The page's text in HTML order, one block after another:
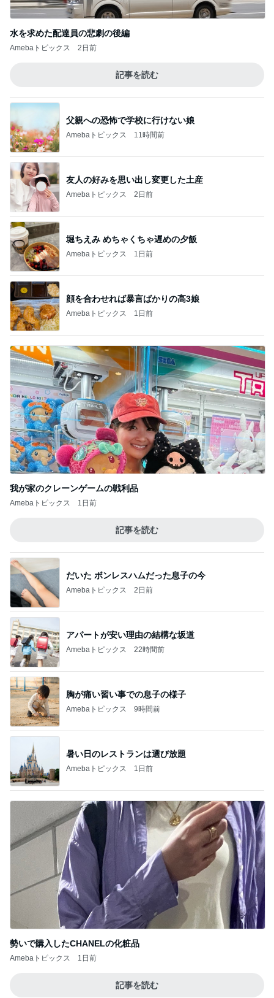
水を求めた配達員の悲劇の後編
Amebaトピックス 2日前
記事を読む
父親への恐怖で学校に行けない娘
Amebaトピックス 11時間前
友人の好みを思い出し変更した土産
Amebaトピックス 2日前
堀ちえみ めちゃくちゃ遅めの夕飯
Amebaトピックス 1日前
顔を合わせれば暴言ばかりの高3娘
Amebaトピックス 1日前
我が家のクレーンゲームの戦利品
Amebaトピックス 1日前
記事を読む
だいた ボンレスハムだった息子の今
Amebaトピックス 2日前
アパートが安い理由の結構な坂道
Amebaトピックス 22時間前
胸が痛い習い事での息子の様子
Amebaトピックス 9時間前
暑い日のレストランは選び放題
Amebaトピックス 1日前
勢いで購入したCHANELの化粧品
Amebaトピックス 1日前
記事を読む